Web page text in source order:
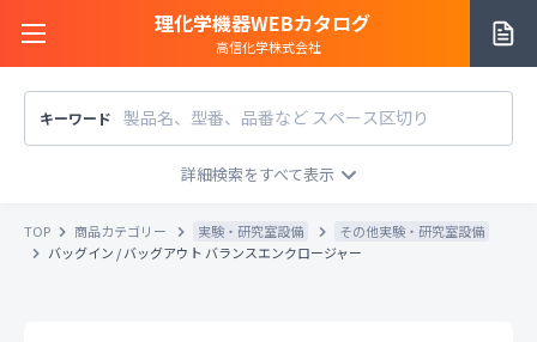
理化学機器WEBカタログ
高信化学株式会社
サイトご利用方法
キーワード
メーカー/販売元
TOP 商品カテゴリー 実験・研究室設備
その他実験・研究室設備
バッグイン / バッグアウト バランスエンクロージャー